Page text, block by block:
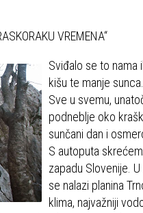
VREMENA“
Sviđalo se to nama
kišu te manje
Sve u svemu,
podneblje oko
sunčani dan i
S autoputa
zapadu Slovenije.
se nalazi planina
klima, najvažniji